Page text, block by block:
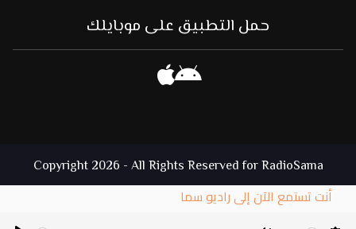
حمل التطبيق على موبايلك
Copyright 2026 - All Rights Reserved for RadioSama
أنت تستمع الآن إلى راديو سما